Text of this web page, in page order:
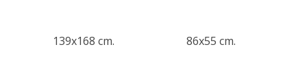
139x168 cm. 86x55 cm.